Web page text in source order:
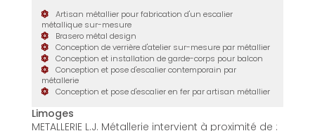
Artisan métallier pour fabrication d'un escalier
métallique sur-mesure
Brasero métal design
Conception de verrière d'atelier sur-mesure par métallier
Conception et installation de garde-corps pour balcon
Conception et pose d'escalier contemporain par
métallerie
Conception et pose d'escalier en fer par artisan métallier
Limoges
METALLERIE L.J. Métallerie intervient à proximité de :